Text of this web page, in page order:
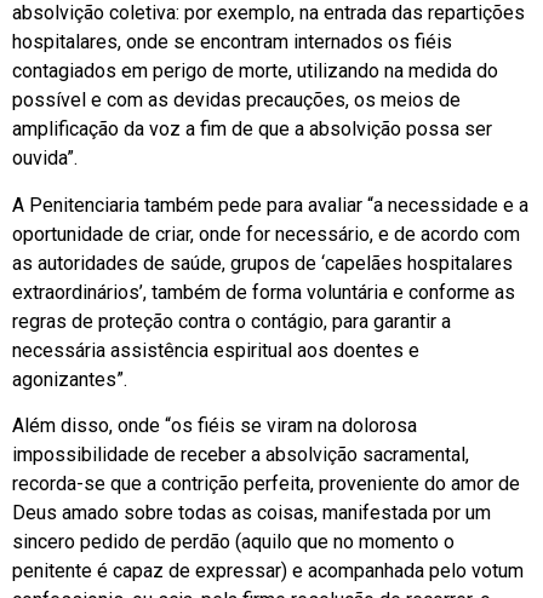
absolvição coletiva: por exemplo, na entrada das repartições
hospitalares, onde se encontram internados os fiéis
contagiados em perigo de morte, utilizando na medida do
possível e com as devidas precauções, os meios de
amplificação da voz a fim de que a absolvição possa ser
ouvida”.
A Penitenciaria também pede para avaliar “a necessidade e a
oportunidade de criar, onde for necessário, e de acordo com
as autoridades de saúde, grupos de ‘capelães hospitalares
extraordinários’, também de forma voluntária e conforme as
regras de proteção contra o contágio, para garantir a
necessária assistência espiritual aos doentes e
agonizantes”.
Além disso, onde “os fiéis se viram na dolorosa
impossibilidade de receber a absolvição sacramental,
recorda-se que a contrição perfeita, proveniente do amor de
Deus amado sobre todas as coisas, manifestada por um
sincero pedido de perdão (aquilo que no momento o
penitente é capaz de expressar) e acompanhada pelo votum